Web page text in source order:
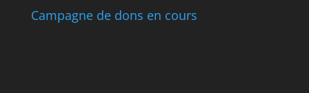
Campagne de dons en cours